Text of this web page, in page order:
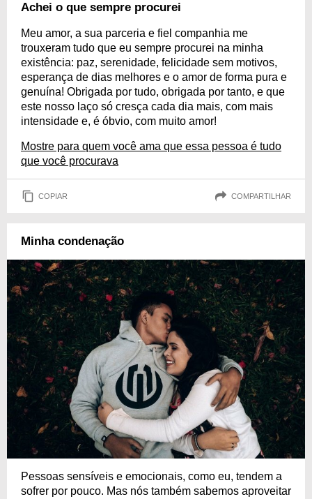
Achei o que sempre procurei
Meu amor, a sua parceria e fiel companhia me
trouxeram tudo que eu sempre procurei na minha
existência: paz, serenidade, felicidade sem motivos,
esperança de dias melhores e o amor de forma pura e
genuína! Obrigada por tudo, obrigada por tanto, e que
este nosso laço só cresça cada dia mais, com mais
intensidade e, é óbvio, com muito amor!
Mostre para quem você ama que essa pessoa é tudo
que você procurava
COPIAR COMPARTILHAR
Minha condenação
Pessoas sensíveis e emocionais, como eu, tendem a
sofrer por pouco. Mas nós também sabemos aproveitar